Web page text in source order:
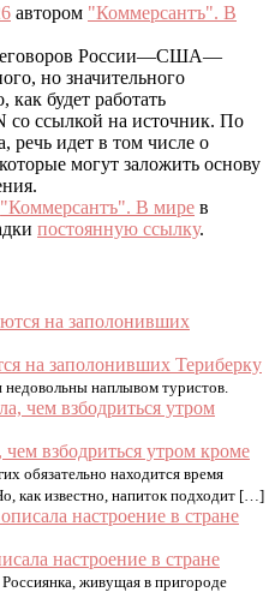
автором "Коммерсантъ". В
России—США—
но значительного
как будет работать
со ссылкой на источник. По
речь идет в том числе о
могут заложить основу
"Коммерсантъ". В мире в
постоянную ссылку.
на заполонивших Териберку
наплывом туристов.
взбодриться утром кроме
обязательно находится время
как известно, напиток подходит […]
настроение в стране
Россиянка, живущая в пригороде